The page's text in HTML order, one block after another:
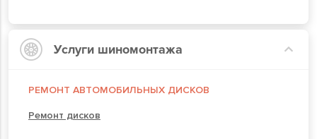
Услуги шиномонтажа
РЕМОНТ АВТОМОБИЛЬНЫХ ДИСКОВ
Ремонт дисков